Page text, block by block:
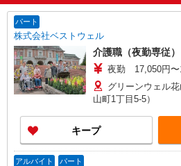
パート
株式会社ベストウェル
介護職（夜勤専従）
夜勤 17,050円〜
グリーンウェル
山町1丁目5-5）
キープ
アルバイト パート